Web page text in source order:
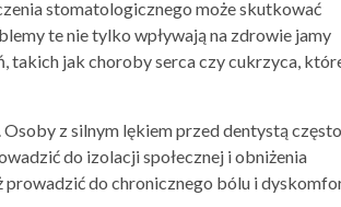
stomatologicznego może skutkować
te nie tylko wpływają na zdrowie jamy
takich jak choroby serca czy cukrzyca,
z silnym lękiem przed dentystą często
do izolacji społecznej i obniżenia
prowadzić do chronicznego bólu i